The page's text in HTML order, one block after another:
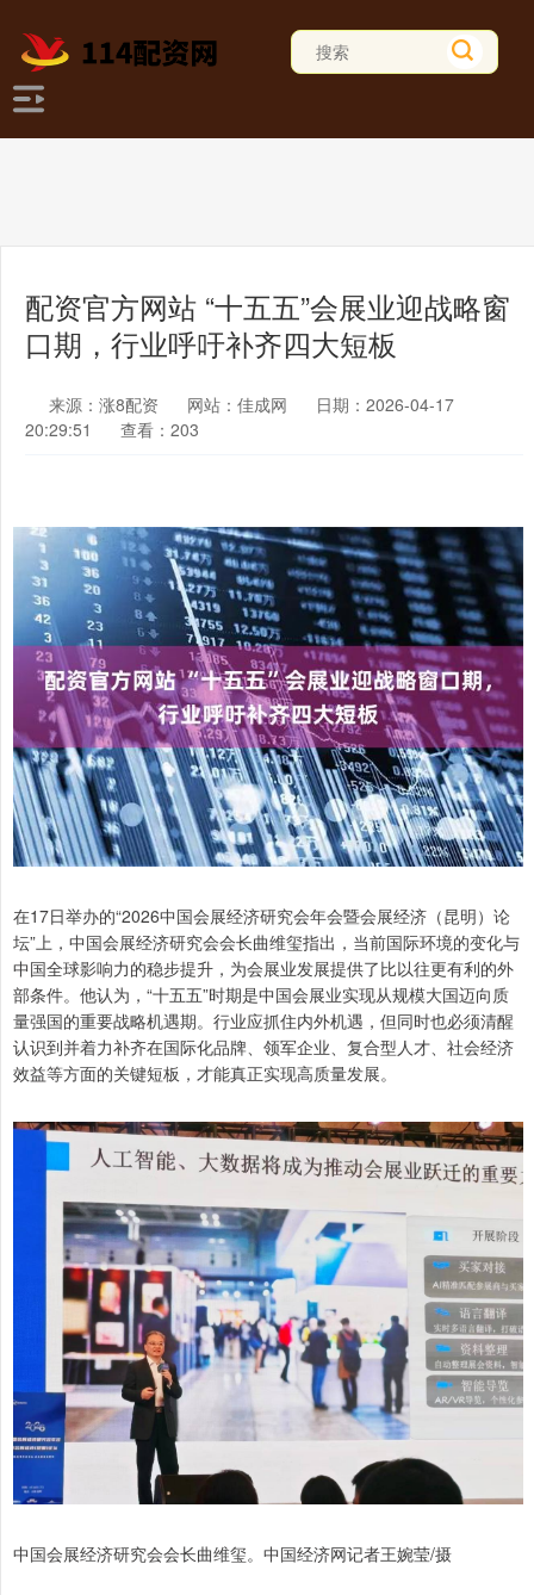
配资官方网站 “十五五”会展业迎战略窗
口期，行业呼吁补齐四大短板
来源：涨8配资 网站：佳成网
日期：2026-04-17
20:29:51
查看：203
在17日举办的“2026中国会展经济研究会年会暨会展经济（昆明）论
坛”上，中国会展经济研究会会长曲维玺指出，当前国际环境的变化与
中国全球影响力的稳步提升，为会展业发展提供了比以往更有利的外
部条件。他认为，“十五五”时期是中国会展业实现从规模大国迈向质
量强国的重要战略机遇期。行业应抓住内外机遇，但同时也必须清醒
认识到并着力补齐在国际化品牌、领军企业、复合型人才、社会经济
效益等方面的关键短板，才能真正实现高质量发展。
中国会展经济研究会会长曲维玺。中国经济网记者王婉莹/摄